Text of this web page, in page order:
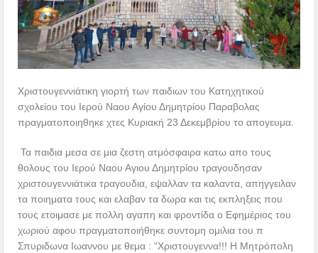
Χριστουγεννιάτικη γιορτή των παιδιων του Κατηχητικού
σχολείου του Ιερού Ναου Αγίου Δημητρίου Παραβολας
πραγματοποιηθηκε χτες Κυριακή 23 Δεκεμβρίου το απογευμα.
Τα παιδια μεσα σε μια ζεστη ατμόσφαιρα κατω απο τους
θολους του Ιερού Ναου Αγιου Δημητρίου τραγουδησαν
χριστουγεννιάτικα τραγουδια, εψαλλαν τα καλαντα, απηγγειλαν
τα ποιηματα τους και ελαβαν τα δωρα και τις εκπληξεις που
τους ετοιμασε με πολλη αγαπη και φροντίδα ο Εφημέριος του
χωριού αφου πραγματοποιήθηκε συντομη ομιλια του π
Σπυριδωνα Ιωαννου με θεμα : “Χριστουγεννα!!! Η Μητρόπολη